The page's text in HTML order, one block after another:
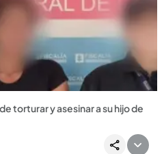
Noticia
torturar y asesinar a su hijo de
entre febrero y mayo de
hasta le habría pegado con